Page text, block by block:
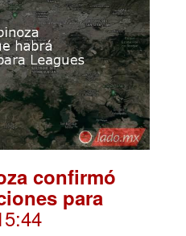
confirmó
para